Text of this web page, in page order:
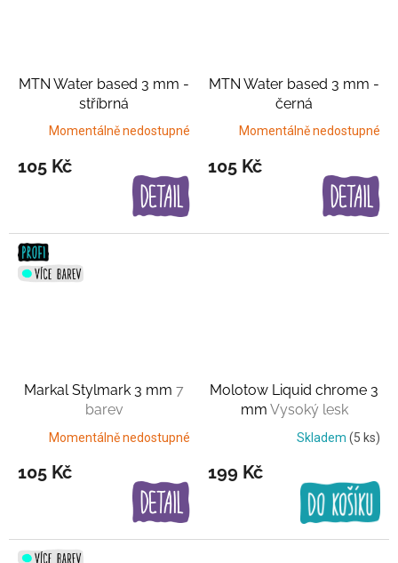
MTN Water based 3 mm -
stříbrná
Momentálně nedostupné
105 Kč
MTN Water based 3 mm -
černá
Momentálně nedostupné
105 Kč
Markal Stylmark 3 mm 7
barev
Momentálně nedostupné
105 Kč
Molotow Liquid chrome 3
mm Vysoký lesk
Skladem (5 ks)
199 Kč